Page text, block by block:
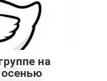
на